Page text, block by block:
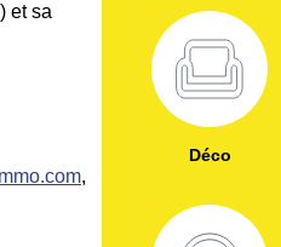
et sa
,
Déco